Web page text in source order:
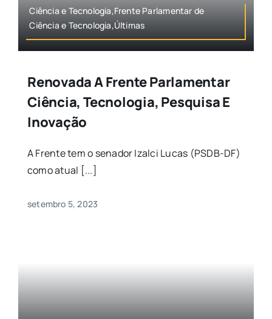
Ciência e Tecnologia,Frente Parlamentar de
Ciência e Tecnologia,Últimas
Renovada A Frente Parlamentar
Ciência, Tecnologia, Pesquisa E
Inovação
A Frente tem o senador Izalci Lucas (PSDB-DF)
como atual [...]
setembro 5, 2023